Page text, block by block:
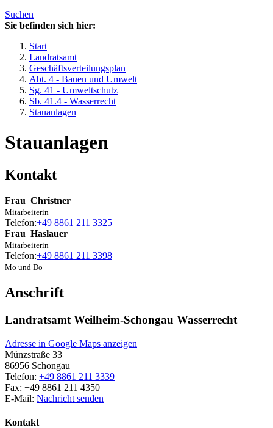
Suchen
Sie befinden sich hier:
Start
Landratsamt
Geschäftsverteilungsplan
Abt. 4 - Bauen und Umwelt
Sg. 41 - Umweltschutz
Sb. 41.4 - Wasserrecht
Stauanlagen
Stauanlagen
Kontakt
Frau Christner
Mitarbeiterin
Telefon:+49 8861 211 3325
Frau Haslauer
Mitarbeiterin
Telefon:+49 8861 211 3398
Mo und Do
Anschrift
Landratsamt Weilheim-Schongau Wasserrecht
Adresse in Google Maps anzeigen
Münzstraße 33
86956 Schongau
Telefon: +49 8861 211 3339
Fax: +49 8861 211 4350
E-Mail: Nachricht senden
Kontakt